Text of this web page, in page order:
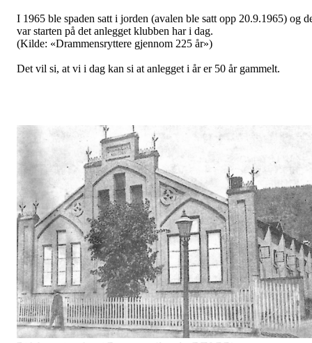
I 1965 ble spaden satt i jorden (avalen ble satt opp 20.9.1965) og
var starten på det anlegget klubben har i dag.
(Kilde: «Drammensryttere gjennom 225 år»)
Det vil si, at vi i dag kan si at anlegget i år er 50 år gammelt.